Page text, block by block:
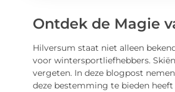
Ontdek de Magie
Hilversum staat niet alleen
voor wintersportliefhebbers.
vergeten. In deze blogpost
deze bestemming te bieden